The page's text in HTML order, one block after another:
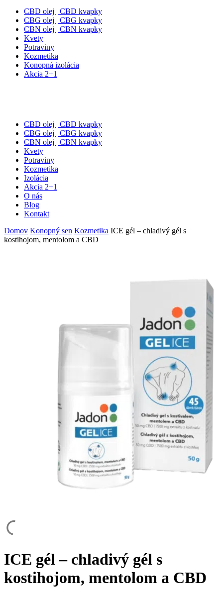
CBD olej | CBD kvapky
CBG olej | CBG kvapky
CBN olej | CBN kvapky
Kvety
Potraviny
Kozmetika
Konopná izolácia
Akcia 2+1
CBD olej | CBD kvapky
CBG olej | CBG kvapky
CBN olej | CBN kvapky
Kvety
Potraviny
Kozmetika
Izolácia
Akcia 2+1
O nás
Blog
Kontakt
Domov Konopný sen Kozmetika ICE gél – chladivý gél s
kostihojom, mentolom a CBD
ICE gél – chladivý gél s
kostihojom, mentolom a CBD